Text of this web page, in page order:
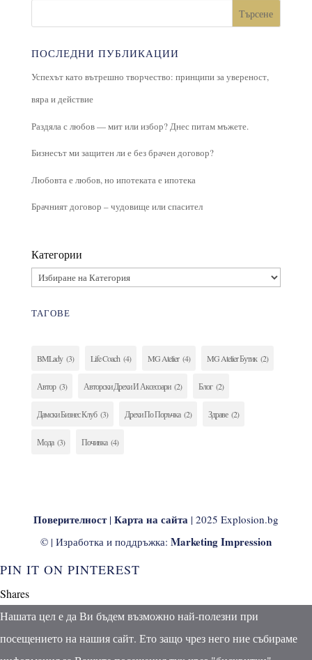
Търсене
ПОСЛЕДНИ ПУБЛИКАЦИИ
Успехът като вътрешно творчество: принципи за увереност,
вяра и действие
Раздяла с любов — мит или избор? Днес питам мъжете.
Бизнесът ми защитен ли е без брачен договор?
Любовта е любов, но ипотеката е ипотека
Брачният договор – чудовище или спасител
Категории
ТАГОВЕ
BMLady (3) Life Coach (4) MG Atelier (4) MG Atelier Бутик (2)
Автор (3) Авторски Дрехи И Аксесоари (2) Блог (2)
Дамски Бизнес Клуб (3) Дрехи По Поръчка (2) Здраве (2)
Мода (3) Почивка (4)
Поверителност| Карта на сайта | 2025 Explosion.bg
© | Изработка и поддръжка: Marketing Impression
PIN IT ON PINTEREST
Shares
Нашата цел е да Ви бъдем възможно най-полезни при
посещението на нашия сайт. Ето защо чрез него ние събираме